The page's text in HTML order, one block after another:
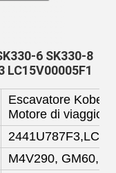
6 SK330-8
Escavatore
Motore di viaggio
M4V290, GM60,